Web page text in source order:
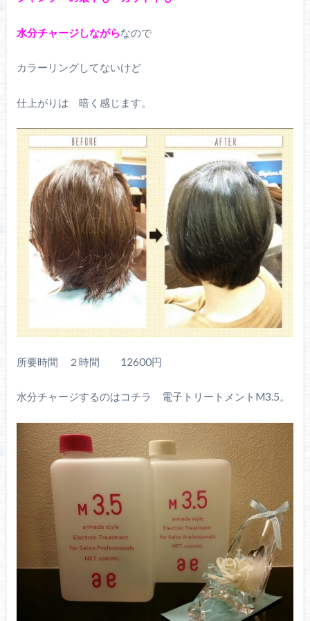
水分チャージしながらなので
カラーリングしてないけど
仕上がりは 暗く感じます。
所要時間 ２時間 12600円
水分チャージするのはコチラ 電子トリートメントM3.5。